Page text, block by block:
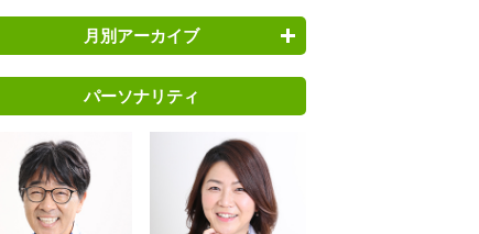
月別アーカイブ
パーソナリティ